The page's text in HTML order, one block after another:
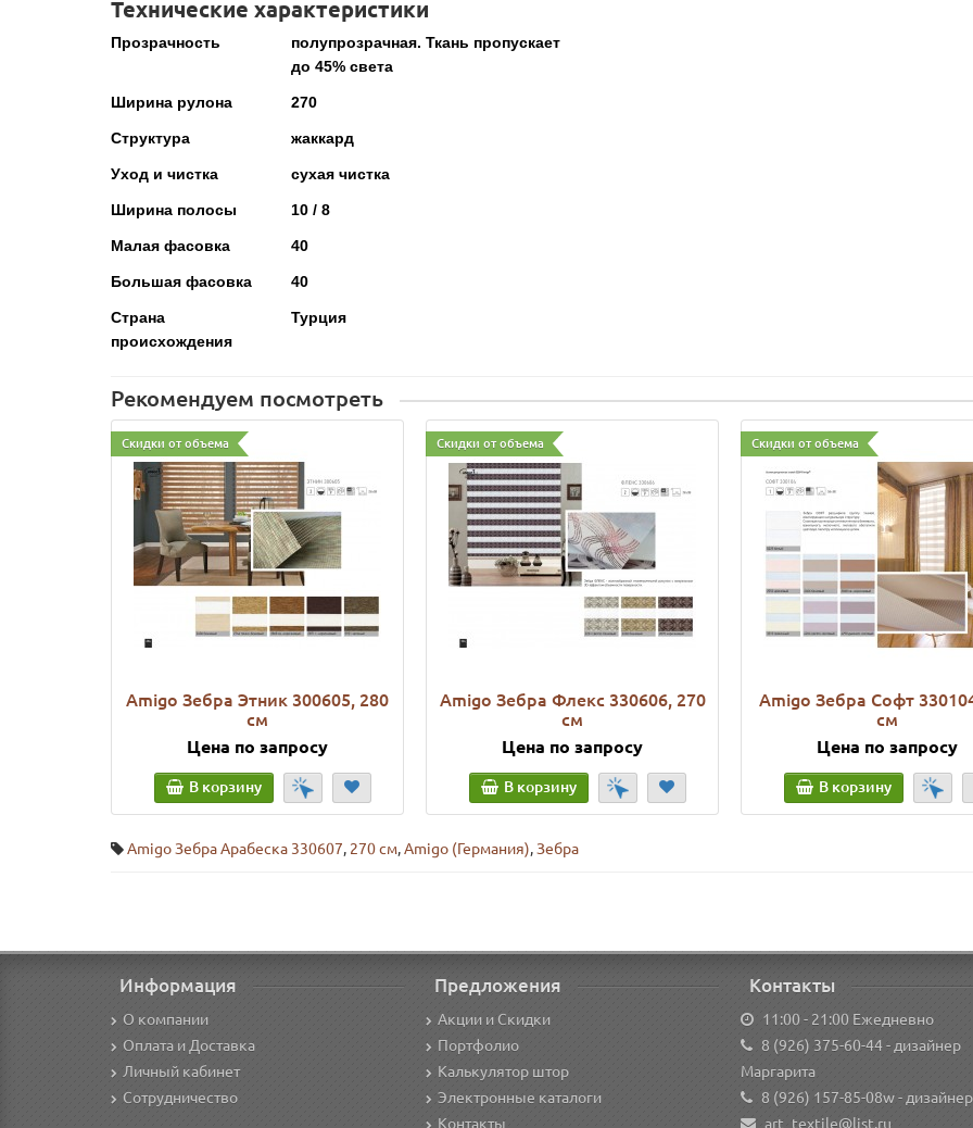
Технические характеристики
Прозрачность
полупрозрачная. Ткань пропускает
до 45% света
Ширина рулона 270
Структура жаккард
Уход и чистка сухая чистка
Ширина полосы 10 / 8
Малая фасовка 40
Большая фасовка 40
Страна
происхождения
Турция
Рекомендуем посмотреть
Скидки от объема
Amigo Зебра Этник 300605, 280
см
Цена по запросу
В корзину
Скидки от объема
Amigo Зебра Флекс 330606, 270
см
Цена по запросу
В корзину
Скидки от объема
Amigo Зебра Софт
см
Цена по запросу
В корзину
Amigo Зебра Арабеска 330607, 270 см,Amigo (Германия),Зебра
Информация
О компании
Оплата и Доставка
Личный кабинет
Сотрудничество
Предложения
Акции и Скидки
Портфолио
Калькулятор штор
Электронные каталоги
Контакты
Контакты
11:00 - 21:00 Ежедневно
8 (926) 375-60-44- дизайнер
Маргарита
8 (926) 157-85-08w-
art_textile@list.ru